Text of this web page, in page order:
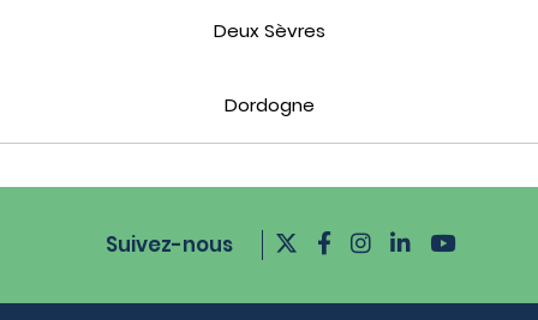
Deux Sèvres
Dordogne
Suivez-nous